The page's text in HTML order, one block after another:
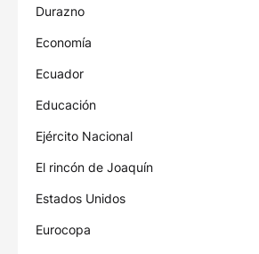
Durazno
Economía
Ecuador
Educación
Ejército Nacional
El rincón de Joaquín
Estados Unidos
Eurocopa